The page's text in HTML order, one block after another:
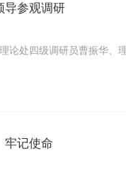
导参观调研
论处四级调研员曹振华
记使命